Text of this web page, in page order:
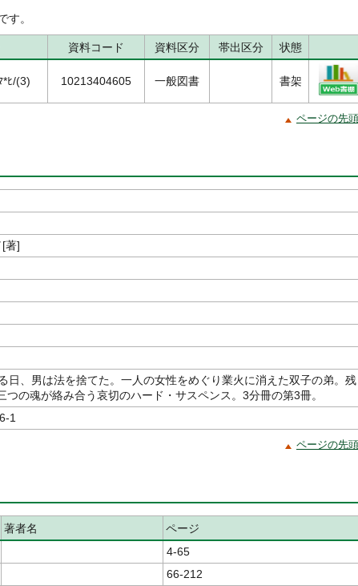
す。
資料コード 資料区分 帯出区分 状態
*ﾋ/(3) 10213404605 一般図書 書架
ページの先
[著]
日、男は法を捨てた。一人の女性をめぐり業火に消えた双子の弟。残
つの魂が絡み合う哀切のハード・サスペンス。3分冊の第3冊。
1
ページの先
著者名
ページ
4-65
66-212